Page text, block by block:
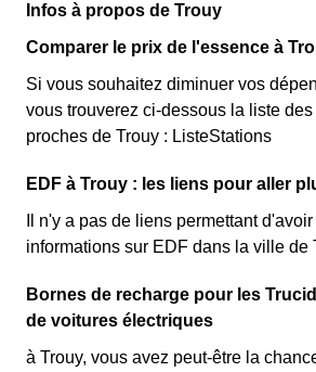
Infos à propos de Trouy
Comparer le prix de l'essence à
Si vous souhaitez diminuer vos
vous trouverez ci-dessous la liste
proches de Trouy : ListeStations
EDF à Trouy : les liens pour aller
Il n'y a pas de liens permettant
informations sur EDF dans la ville de
Bornes de recharge pour les
de voitures électriques
à Trouy, vous avez peut-être la